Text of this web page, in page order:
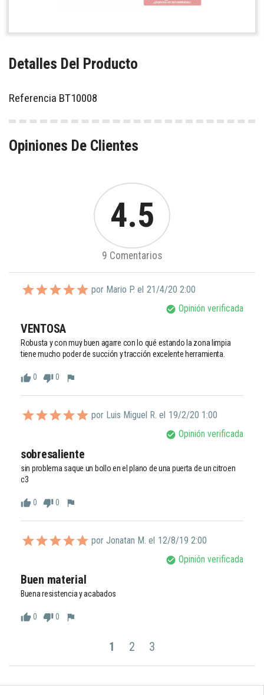
Detalles Del Producto
Referencia BT10008
Opiniones De Clientes
4.5
9 Comentarios
por Mario P. el 21/4/20 2:00
check_circle Opinión verificada
VENTOSA
Robusta y con muy buen agarre con lo qué estando la zona limpia
tiene mucho poder de succión y tracción excelente herramienta.
thumb_up0 thumb_down0 flag
por Luis Miguel R. el 19/2/20 1:00
check_circle Opinión verificada
sobresaliente
sin problema saque un bollo en el plano de una puerta de un citroen
c3
thumb_up0 thumb_down0 flag
por Jonatan M. el 12/8/19 2:00
check_circle Opinión verificada
Buen material
Buena resistencia y acabados
thumb_up0 thumb_down0 flag
1 2 3